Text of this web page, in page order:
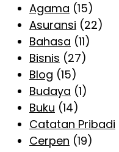
Agama (15)
Asuransi (22)
Bahasa (11)
Bisnis (27)
Blog (15)
Budaya (1)
Buku (14)
Catatan Pribadi
Cerpen (19)